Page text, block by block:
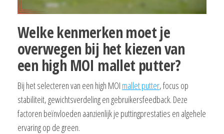
Welke kenmerken moet je
overwegen bij het kiezen van
een high MOI mallet putter?
Bij het selecteren van een high MOI mallet putter, focus op
stabiliteit, gewichtsverdeling en gebruikersfeedback. Deze
factoren beïnvloeden aanzienlijk je puttingprestaties en algehele
ervaring op de green.